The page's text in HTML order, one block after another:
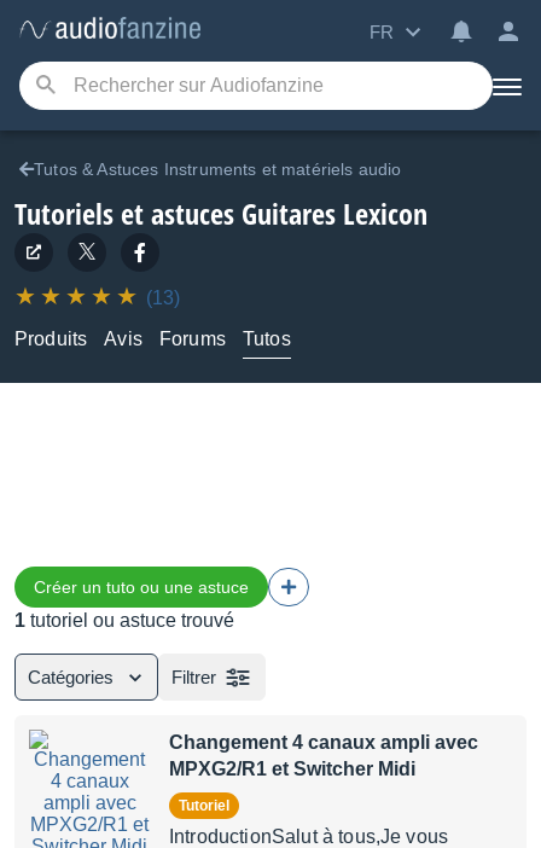
FR
Tutos & Astuces Instruments et matériels audio
Tutoriels et astuces Guitares Lexicon
(13)
Produits
Avis Forums Tutos
Créer un tuto ou une astuce
1 tutoriel ou astuce trouvé
Catégories Filtrer
Changement 4 canaux ampli avec
MPXG2/R1 et Switcher Midi
Tutoriel
IntroductionSalut à tous,Je vous